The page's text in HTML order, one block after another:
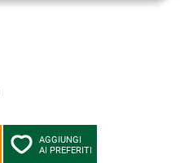
AGGIUNGI
AI PREFERITI